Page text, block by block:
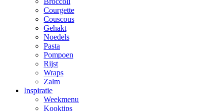
Courgette
Couscous
Gehakt
Noedels
Pasta
Pompoen
Rijst
Wraps
Zalm
Inspiratie
Weekmenu
Kooktips